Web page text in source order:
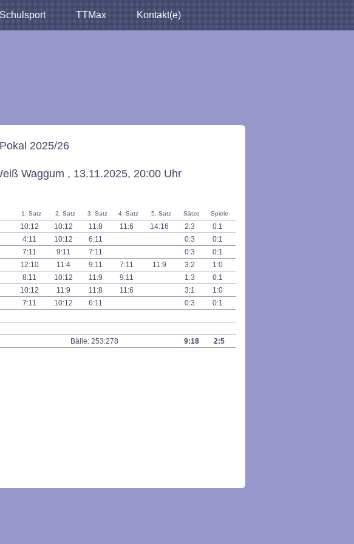
Schulsport TTMax Kontakt(e)
2025/26
Waggum , 13.11.2025, 20:00 Uhr
1. Satz 2. Satz 3. Satz 4. Satz 5. Satz Sätze Spiele
10:12 10:12 11:8 11:6 14:16 2:3
0:1
4:11 10:12 6:11 0:3
0:1
7:11 9:11 7:11 0:3
0:1
12:10 11:4 9:11 7:11 11:9 3:2
1:0
8:11 10:12 11:9 9:11 1:3
0:1
10:12 11:9 11:8 11:6 3:1
1:0
7:11 10:12 6:11 0:3
0:1
Bälle: 253:278
9:18 2:5